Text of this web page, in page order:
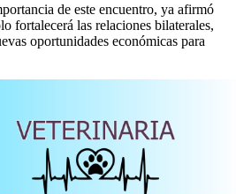
de este encuentro, ya afirmó
fortalecerá las relaciones bilaterales,
oportunidades económicas para